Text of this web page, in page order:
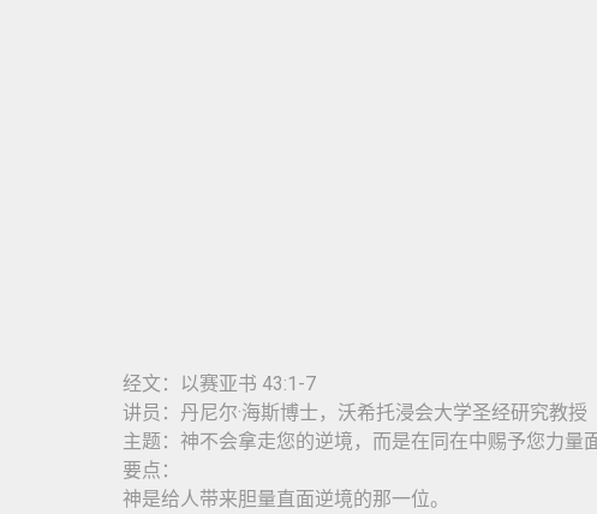
经文：以赛亚书 43:1-7
讲员：丹尼尔·海斯博士，沃希托浸会大学圣经研究教授
主题：神不会拿走您的逆境，而是在同在中赐予您力量
要点：
神是给人带来胆量直面逆境的那一位。